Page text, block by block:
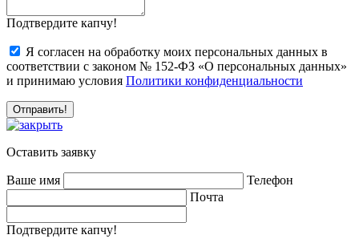
Подтвердите капчу!
Я согласен на обработку моих персональных данных в
соответствии с законом № 152-ФЗ «О персональных данных»
и принимаю условия Политики конфиденциальности
Оставить заявку
Ваше имя
Телефон
Почта
Подтвердите капчу!